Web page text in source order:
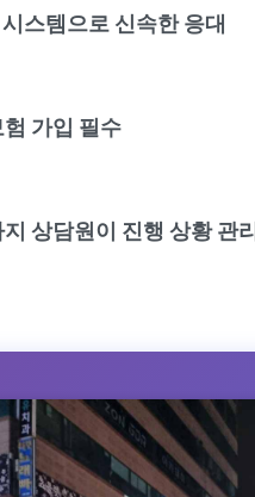
스템으로 신속한 응대
가입 필수
상담원이 진행 상황 관리